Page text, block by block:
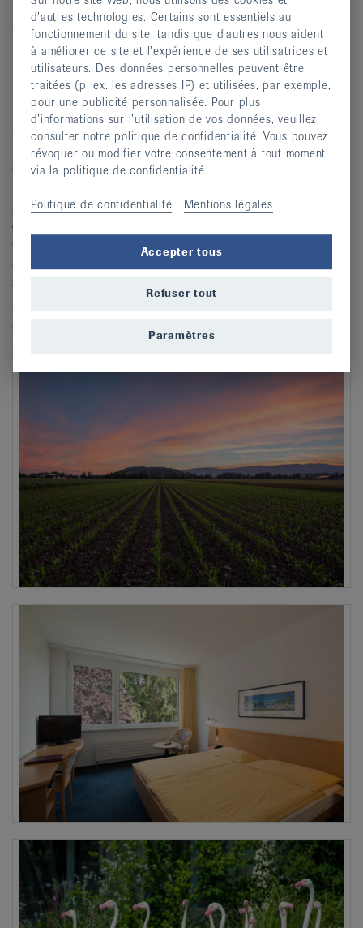
Bienvenue à l'hôtel Florida, havre de tranquillité au cœur
du Seeland !
Découvrez la douce région des Trois Lacs : un coin de
paradis niché entre collines verdoyantes, vignobles, villes
historiques et rives paisibles. Cette région regorge de
belles possibilités d'excursion.
On y trouve à l'orée du village de Studen, tout proche de
Bienne, l'hôtel Florida sis dans un cadre idyllique et
calme, à côté d'une réserve naturelle.
se distingue par son restaurant tropical. Une oasis de
verdure exotique au bord d'un petit lac peuplé de
flamants roses et d'espèces d'oiseaux aquatiques ainsi
alentours.
supplément chambre individuelle CHF 300.-
d’autres technologies. Certains sont essentiels au
fonctionnement du site, tandis que d’autres nous aident
à améliorer ce site et l’expérience de ses utilisatrices et
utilisateurs. Des données personnelles peuvent être
traitées (p. ex. les adresses IP) et utilisées, par exemple,
pour une publicité personnalisée. Pour plus
d’informations sur l’utilisation de vos données, veuillez
consulter notre politique de confidentialité. Vous pouvez
révoquer ou modifier votre consentement à tout moment
via la politique de confidentialité.
Politique de confidentialité Mentions légales
Accepter tous
Refuser tout
Paramètres